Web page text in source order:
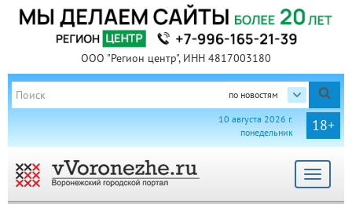
ООО "Регион центр", ИНН 4817003180
по новостям
18+
10 августа 2026 г.
понедельник
Toggle